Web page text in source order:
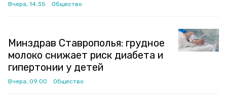
Вчера, 14:35 Общество
Минздрав Ставрополья: грудное
молоко снижает риск диабета и
гипертонии у детей
Вчера, 09:00 Общество